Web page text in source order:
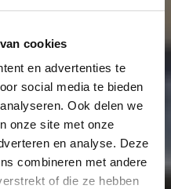
cookies
en advertenties te
social media te bieden
Ook delen we
onze site met onze
en analyse. Deze
combineren met andere
of die ze hebben